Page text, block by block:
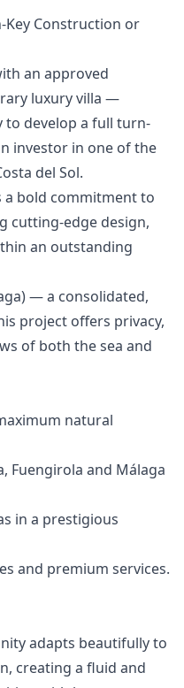
Construction or
an approved
luxury villa —
develop a full turn-
investor in one of the
del Sol.
a bold commitment to
cutting-edge design,
an outstanding
— a consolidated,
project offers privacy,
of both the sea and
natural
Fuengirola and Málaga
in a prestigious
and premium services.
adapts beautifully to
creating a fluid and